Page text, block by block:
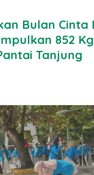
Bulan Cinta
852 Kg
Tanjung